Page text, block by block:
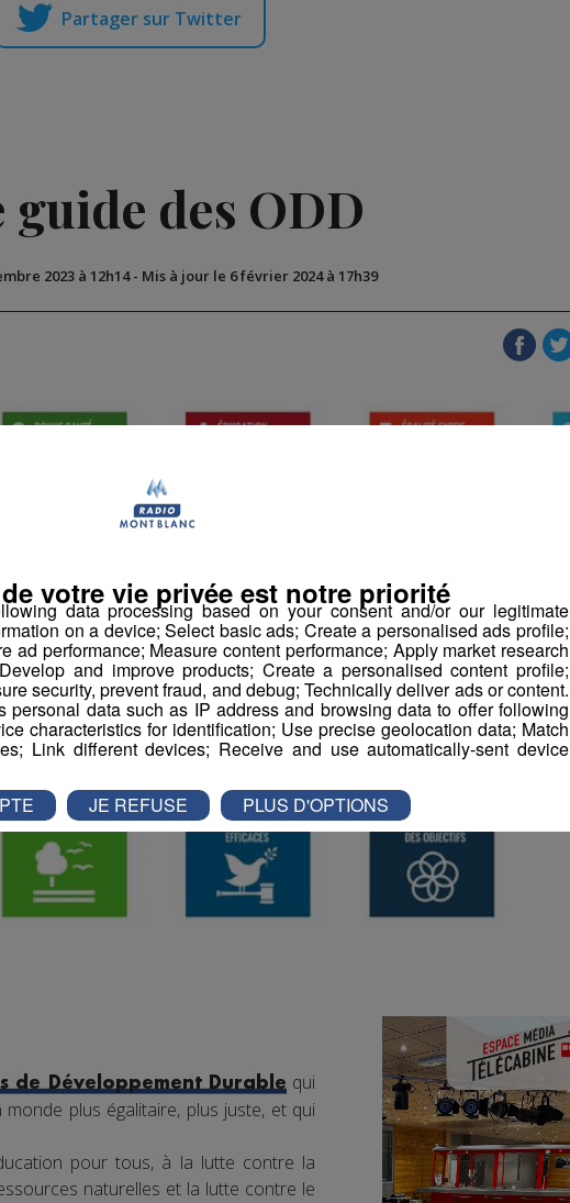
Partager sur Twitter
guide des ODD
2023 à 12h14- Mis à jour le 6 février 2024 à 17h39
de Développement Durablequi
plus égalitaire, plus juste, et qui
pour tous, à la lutte contre la
naturelles et la lutte contre le
data processing based on your consent and/or our legitimate
on a device; Select basic ads; Create a personalised ads profile;
ad performance; Measure content performance; Apply market research
and improve products; Create a personalised content profile;
security, prevent fraud, and debug; Technically deliver ads or content.
personal data such as IP address and browsing data to offer following
characteristics for identification; Use precise geolocation data; Match
Link different devices; Receive and use automatically-sent device
votre vie privée est notre priorité
JE REFUSE PLUS D'OPTIONS